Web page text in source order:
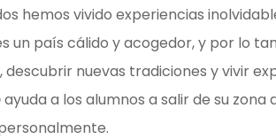
hemos vivido experiencias
un país cálido y acogedor, y por lo
nuevas tradiciones y vivir
ayuda a los alumnos a salir de su